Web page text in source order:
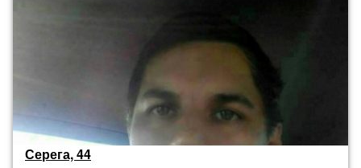
Серега, 44